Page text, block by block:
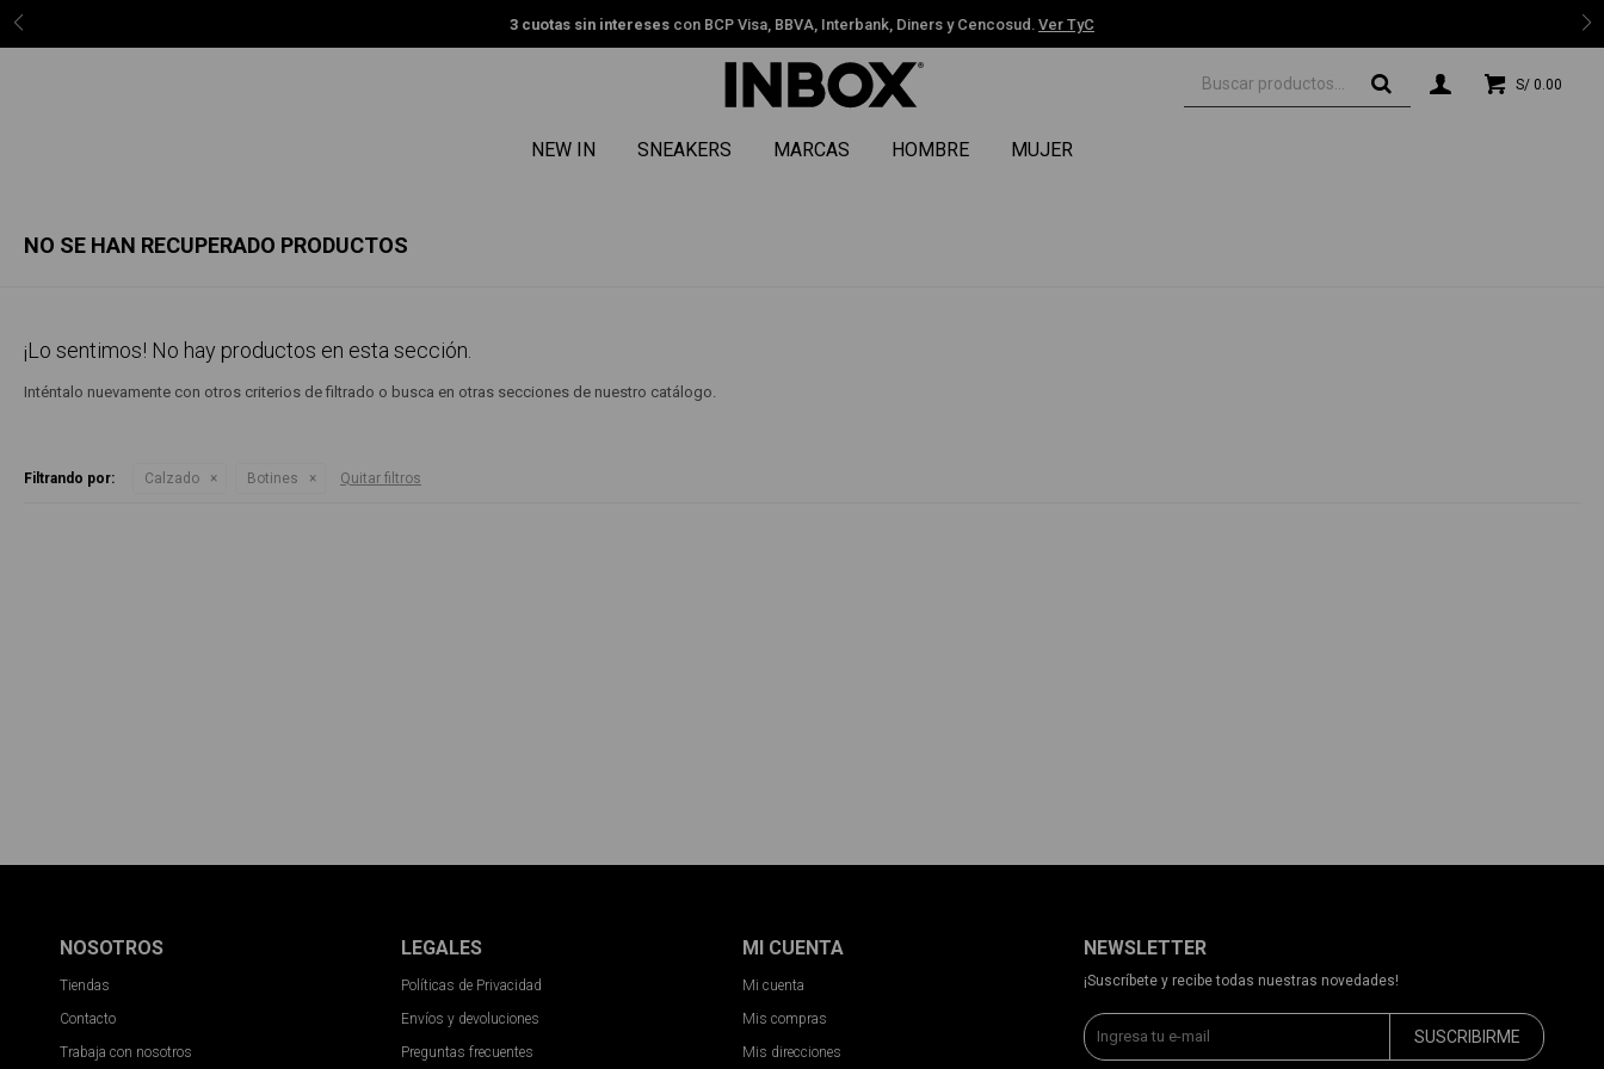
3 cuotas sin intereses con BCP Visa, BBVA, Interbank, Diners y Cencosud. Ver TyC
NEW IN SNEAKERS MARCAS HOMBRE MUJER
S/ 0.00
NO SE HAN RECUPERADO PRODUCTOS
¡Lo sentimos! No hay productos en esta sección.
Inténtalo nuevamente con otros criterios de filtrado o busca en otras secciones de nuestro catálogo.
Filtrando por: Calzado Botines Quitar filtros
NOSOTROS
Tiendas
Contacto
Trabaja con nosotros
LEGALES
Políticas de Privacidad
Envíos y devoluciones
Preguntas frecuentes
MI CUENTA
Mi cuenta
Mis compras
Mis direcciones
NEWSLETTER
¡Suscríbete y recibe todas nuestras novedades!
SUSCRIBIRME